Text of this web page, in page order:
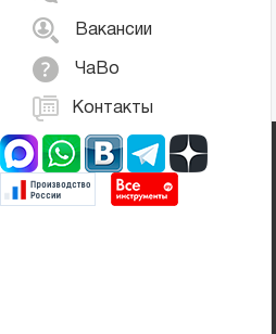
Вакансии
ЧаВо
Контакты